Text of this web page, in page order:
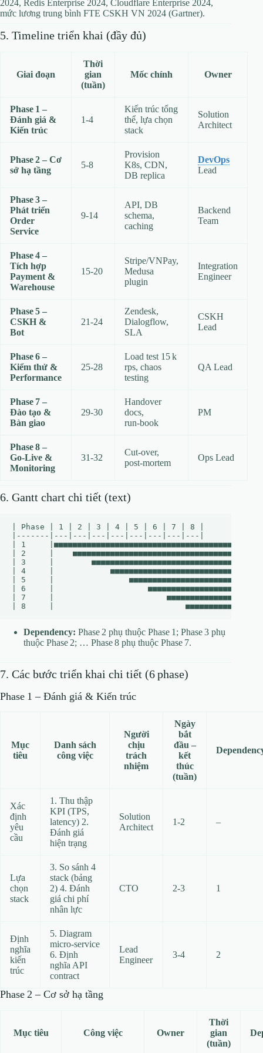
2024, Redis Enterprise 2024, Cloudflare Enterprise 2024,
mức lương trung bình FTE CSKH VN 2024 (Gartner).
5. Timeline triển khai (đầy đủ)
Giai đoạn
Thời
gian
(tuần)
Mốc chính Owner
Phase 1 –
Đánh giá &
Kiến trúc
1‑4
Kiến trúc tổng
thể, lựa chọn
stack
Solution
Architect
Phase 2 – Cơ
sở hạ tầng
5‑8
Provision
K8s, CDN,
DB replica
DevOps
Lead
Phase 3 –
Phát triển
Order
Service
9‑14
API, DB
schema,
caching
Backend
Team
Phase 4 –
Tích hợp
Payment &
Warehouse
15‑20
Stripe/VNPay,
Medusa
plugin
Integration
Engineer
Phase 5 –
CSKH &
Bot
21‑24
Zendesk,
Dialogflow,
SLA
CSKH
Lead
Phase 6 –
Kiểm thử &
Performance
25‑28
Load test 15 k
rps, chaos
testing
QA Lead
Phase 7 –
Đào tạo &
Bàn giao
29‑30
Handover
docs,
run‑book
PM
Phase 8 –
Go‑Live &
Monitoring
31‑32
Cut‑over,
post‑mortem
Ops Lead
6. Gantt chart chi tiết (text)
| Phase | 1 | 2 | 3 | 4 | 5 | 6 | 7 | 8 |
|-------|---|---|---|---|---|---|---|---|
| 1
| 2     |
| 3     |
| 4     |
| 5     |
| 6     |                    ■■■■■■■■■■■■■■■■■■■■■■■|
| 7     |                        ■■■■■■■■■■■■■■■■■|
Dependency: Phase 2 phụ thuộc Phase 1; Phase 3 phụ
thuộc Phase 2; … Phase 8 phụ thuộc Phase 7.
7. Các bước triển khai chi tiết (6 phase)
Phase 1 – Đánh giá & Kiến trúc
Mục
tiêu
Danh sách
công việc
Người
chịu
trách
nhiệm
Ngày
bắt
đầu –
kết
thúc
(tuần)
Xác
định
yêu
cầu
1. Thu thập
KPI (TPS,
latency) 2.
Đánh giá
hiện trạng
Solution
Architect
1‑2 –
Lựa
chọn
stack
3. So sánh 4
stack (bảng
2) 4. Đánh
giá chi phí
nhân lực
CTO 2‑3 1
Định
nghĩa
kiến
trúc
5. Diagram
micro‑service
6. Định
nghĩa API
contract
Lead
Engineer
3‑4 2
Phase 2 – Cơ sở hạ tầng
Mục tiêu Công việc Owner
Thời
gian
(tuần)